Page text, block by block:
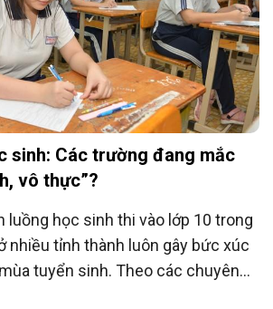
sinh: Các trường đang mắc
vô thực”?
luồng học sinh thi vào lớp 10 trong
nhiều tỉnh thành luôn gây bức xúc
tuyển sinh. Theo các chuyên
luồng là đúng nhưng chỉ nên